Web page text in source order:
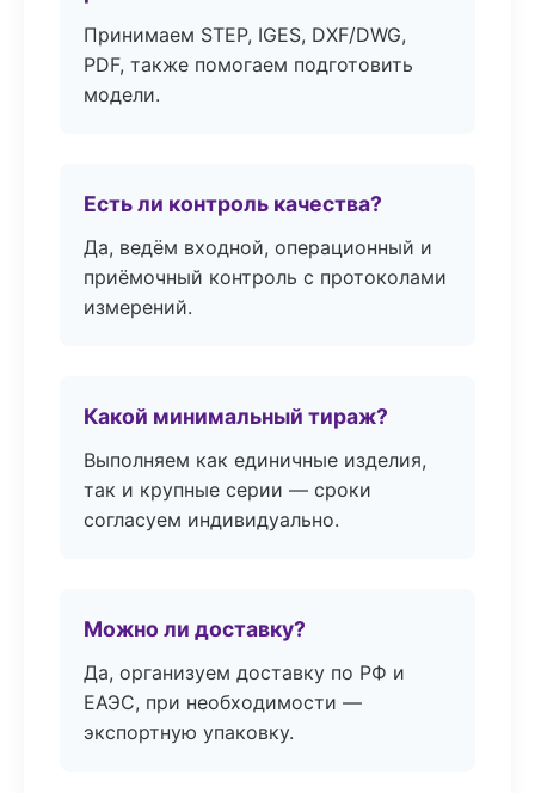
Принимаем STEP, IGES, DXF/DWG,
PDF, также помогаем подготовить
модели.
Есть ли контроль качества?
Да, ведём входной, операционный и
приёмочный контроль с протоколами
измерений.
Какой минимальный тираж?
Выполняем как единичные изделия,
так и крупные серии — сроки
согласуем индивидуально.
Можно ли доставку?
Да, организуем доставку по РФ и
ЕАЭС, при необходимости —
экспортную упаковку.